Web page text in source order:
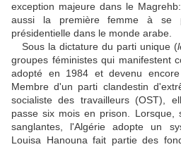
exception majeure dans le Magrehb:
aussi la première femme à se
présidentielle dans le monde arabe.
Sous la dictature du parti unique (
groupes féministes qui manifestent
adopté en 1984 et devenu
Membre d'un parti clandestin
socialiste des travailleurs (OST),
passe six mois en prison. Lorsque,
sanglantes, l'Algérie adopte un
Louisa Hanouna fait partie des